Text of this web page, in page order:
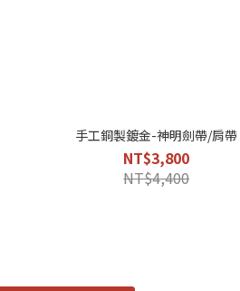
手工銅製鍍金-神明劍帶/肩帶
NT$3,800
NT$4,400